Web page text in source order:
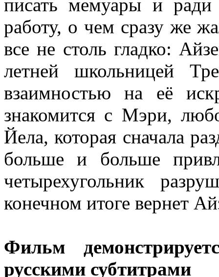
писать мемуары и ради
работу, о чем сразу же
все не столь гладко:
летней школьницей
взаимностью на её
знакомится с Мэри,
Йела, которая сначала
больше и больше
четырехугольник
конечном итоге вернет
Фильм
русскими субтитрами